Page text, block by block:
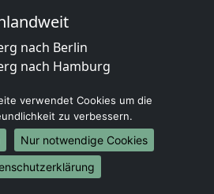
nach Berlin
nach Hamburg
nach Köln
nach Frankfurt am Main
nach Stuttgart
nach Düsseldorf
nach Leipzig
verwendet Cookies um die
zu verbessern.
Nur notwendige Cookies